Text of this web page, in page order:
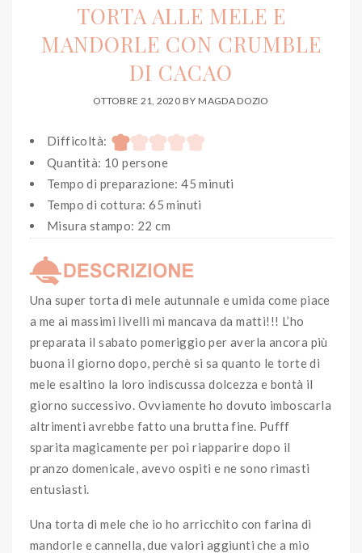
TORTA ALLE MELE E
MANDORLE CON CRUMBLE
DI CACAO
OTTOBRE 21, 2020 BY MAGDA DOZIO
Difficoltà:
Quantità: 10 persone
Tempo di preparazione: 45 minuti
Tempo di cottura: 65 minuti
Misura stampo: 22 cm
Una super torta di mele autunnale e umida come piace
a me ai massimi livelli mi mancava da matti!!! L’ho
preparata il sabato pomeriggio per averla ancora più
buona il giorno dopo, perchè si sa quanto le torte di
mele esaltino la loro indiscussa dolcezza e bontà il
giorno successivo. Ovviamente ho dovuto imboscarla
altrimenti avrebbe fatto una brutta fine. Pufff
sparita magicamente per poi riapparire dopo il
pranzo domenicale, avevo ospiti e ne sono rimasti
entusiasti.
Una torta di mele che io ho arricchito con farina di
mandorle e cannella, due valori aggiunti che a mio